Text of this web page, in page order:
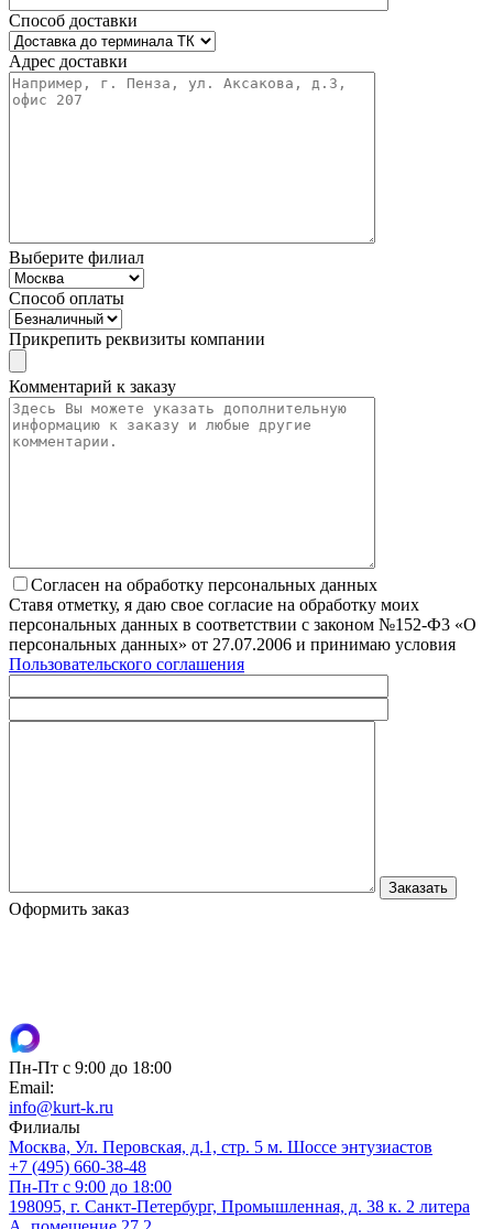
Способ доставки
Адрес доставки
Выберите филиал
Способ оплаты
Прикрепить реквизиты компании
Комментарий к заказу
Согласен на обработку персональных данных
Ставя отметку, я даю свое согласие на обработку моих
персональных данных в соответствии с законом №152-Ф3 «О
персональных данных» от 27.07.2006 и принимаю условия
Пользовательского соглашения
Оформить заказ
Пн-Пт с 9:00 до 18:00
Email:
info@kurt-k.ru
Филиалы
Москва, Ул. Перовская, д.1, стр. 5 м. Шоссе энтузиастов
+7 (495) 660-38-48
Пн-Пт с 9:00 до 18:00
198095, г. Санкт-Петербург, Промышленная, д. 38 к. 2 литера